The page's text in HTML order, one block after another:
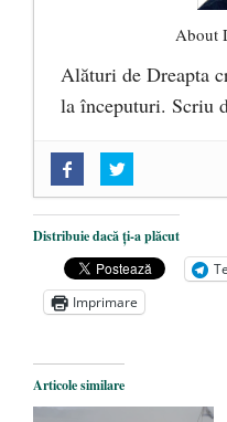
About
Alături de Dreapta
la începuturi. Scriu
„Acum nu e
O nouă
amazoniană,
COP30 - 14
Alegeri controlate
Distribuie dacă ți-a plăcut
Imprimare
Articole similare